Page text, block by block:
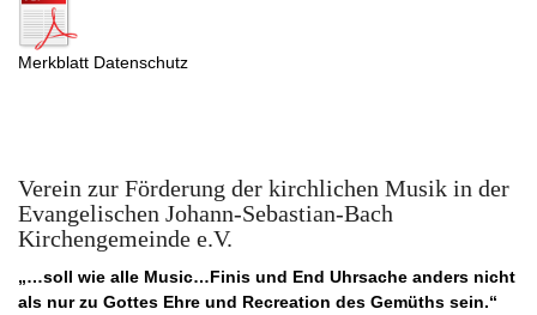
Merkblatt Datenschutz
Verein zur Förderung der kirchlichen Musik in der
Evangelischen Johann-Sebastian-Bach
Kirchengemeinde e.V.
„…soll wie alle Music…Finis und End Uhrsache anders nicht
als nur zu Gottes Ehre und Recreation des Gemüths sein.“